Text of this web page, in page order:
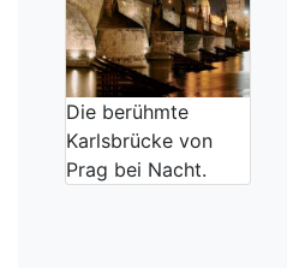
Die berühmte
Karlsbrücke von
Prag bei Nacht.